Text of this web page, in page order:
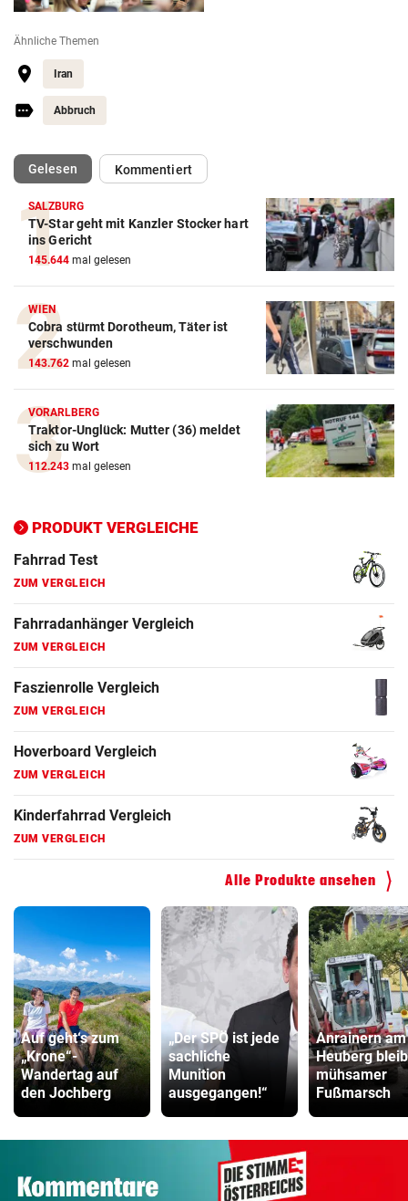
Ähnliche Themen
Iran
Abbruch
Gelesen(ausgewählt)Kommentiert
SALZBURG
TV-Star geht mit Kanzler Stocker hart
ins Gericht
145.644 mal gelesen
WIEN
Cobra stürmt Dorotheum, Täter ist
verschwunden
143.762 mal gelesen
VORARLBERG
Traktor-Unglück: Mutter (36) meldet
sich zu Wort
112.243 mal gelesen
PRODUKT VERGLEICHE
Action-Cam Vergleich
ZUM VERGLEICH
Crosstrainer Vergleich
ZUM VERGLEICH
E-Bike Vergleich
ZUM VERGLEICH
Elektro-Scooter Vergleich
ZUM VERGLEICH
ZUM VERGLEICH
Fahrrad Test
ZUM VERGLEICH
Fahrradanhänger Vergleich
ZUM VERGLEICH
Faszienrolle Vergleich
ZUM VERGLEICH
Hoverboard Vergleich
ZUM VERGLEICH
Kinderfahrrad Vergleich
ZUM VERGLEICH
Alle Produkte ansehen
Auf geht‘s zum
„Krone“-
Wandertag auf
den Jochberg
„Der SPÖ ist jede
sachliche
Munition
ausgegangen!“
Anrainern am
Heuberg
mühsamer
Fußmarsch